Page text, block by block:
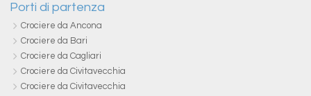
Porti di partenza
Crociere da Ancona
Crociere da Bari
Crociere da Cagliari
Crociere da Civitavecchia
Crociere da Civitavecchia